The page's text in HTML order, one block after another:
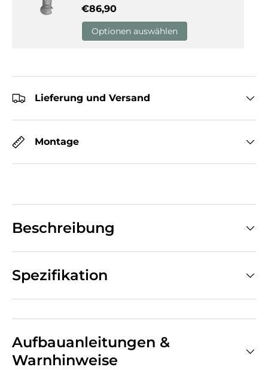
Normaler Preis
€86,90
Optionen auswählen
Lieferung und Versand
Montage
Beschreibung
Spezifikation
Aufbauanleitungen &
Warnhinweise